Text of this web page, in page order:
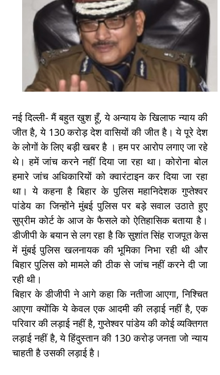
नई दिल्ली- मैं बहुत खुश हूँ, ये अन्याय के खिलाफ न्याय की
जीत है, ये 130 करोड़ देश वासियों की जीत है। ये पूरे देश
के लोगों के लिए बड़ी खबर है । हम पर आरोप लगाए जा रहे
थे। हमें जांच करने नहीं दिया जा रहा था। कोरोना बोल
हमारे जांच अधिकारियों को क्वारंटाइन कर दिया जा रहा
था। ये कहना है बिहार के पुलिस महानिदेशक गुप्तेश्वर
पांडेय का जिन्होंने मुंबई पुलिस पर बड़े सवाल उठाते हुए
सुप्रीम कोर्ट के आज के फैसले को ऐतिहासिक बताया है।
डीजीपी के बयान से लग रहा है कि सुशांत सिंह राजपूत केस
में मुंबई पुलिस खलनायक की भूमिका निभा रही थी और
बिहार पुलिस को मामले की ठीक से जांच नहीं करने दी जा
रही थी।
बिहार के डीजीपी ने आगे कहा कि नतीजा आएगा, निश्चित
आएगा क्योंकि ये केवल एक आदमी की लड़ाई नहीं है, एक
परिवार की लड़ाई नहीं है, गुप्तेश्वर पांडेय की कोई व्यक्तिगत
लड़ाई नहीं है, ये हिंदुस्तान की 130 करोड़ जनता जो न्याय
चाहती है उसकी लड़ाई है।